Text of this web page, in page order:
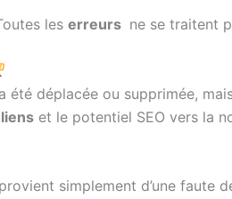
les erreurs ne se traitent
été déplacée ou supprimée,
et le potentiel SEO vers la
simplement d’une